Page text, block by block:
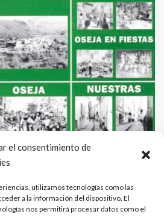
el consentimiento de
utilizamos tecnologías como las
a la información del dispositivo. El
nos permitirá procesar datos como el